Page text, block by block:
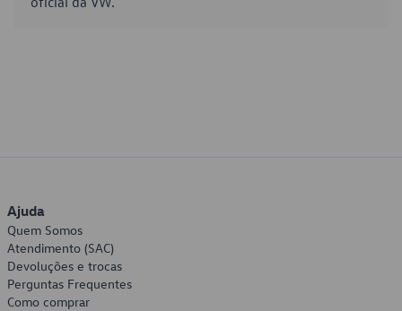
Ajuda
Quem Somos
Atendimento (SAC)
Devoluções e trocas
Perguntas Frequentes
Como comprar